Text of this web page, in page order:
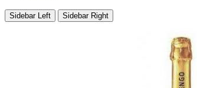
Sidebar Left Sidebar Right